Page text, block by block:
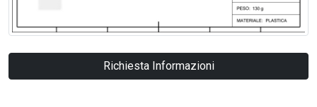
Richiesta Informazioni